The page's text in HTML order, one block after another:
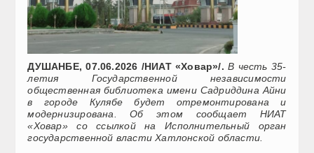
ДУШАНБЕ, 07.06.2026 /НИАТ «Ховар»/. В честь 35-
летия Государственной независимости
общественная библиотека имени Садриддина Айни
в городе Кулябе будет отремонтирована и
модернизирована. Об этом сообщает НИАТ
«Ховар» со ссылкой на Исполнительный орган
государственной власти Хатлонской области.